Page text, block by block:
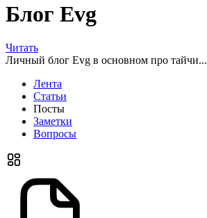
Блог Evg
Читать
Личный блог Evg в основном про тайчи...
Лента
Статьи
Посты
Заметки
Вопросы